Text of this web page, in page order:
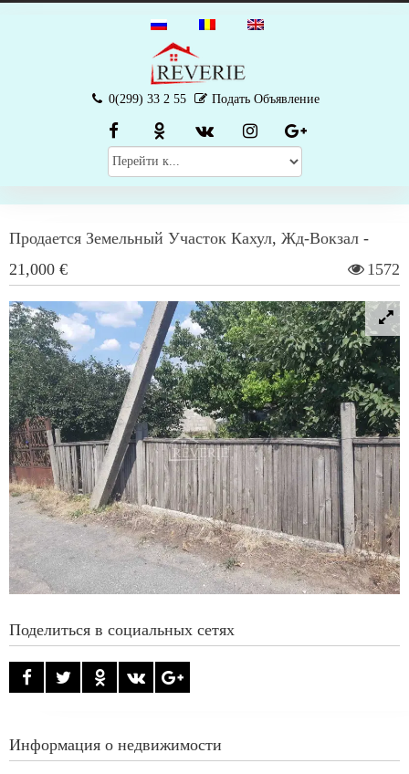
0(299) 33 2 55 Подать Объявление
Продается Земельный Участок Кахул, Жд-Вокзал -
21,000 €
1572
Поделиться в социальных сетях
Информация о недвижимости